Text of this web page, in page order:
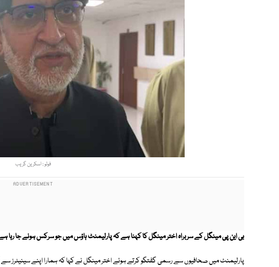
فوٹو : اسکرین گریب
بی این پی مینگل کے سربراہ اختر مینگل کا کہنا ہے کہ پارلیمنٹ ہاؤس میں جو سرکس ہونے جا رہا
پارلیمنٹ میں صحافیوں سے رسمی گفتگو کرتے ہوئے اختر مینگل نے کہا کہ ہمارا اپنے سینیٹرز سے